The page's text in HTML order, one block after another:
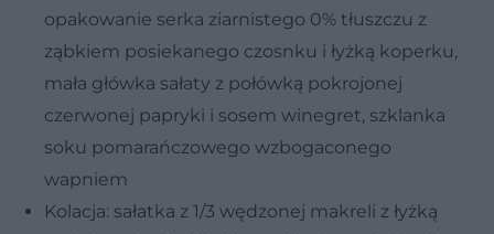
opakowanie serka ziarnistego 0% tłuszczu z
ząbkiem posiekanego czosnku i łyżką koperku,
mała główka sałaty z połówką pokrojonej
czerwonej papryki i sosem winegret, szklanka
soku pomarańczowego wzbogaconego
wapniem
Kolacja: sałatka z 1/3 wędzonej makreli z łyżką